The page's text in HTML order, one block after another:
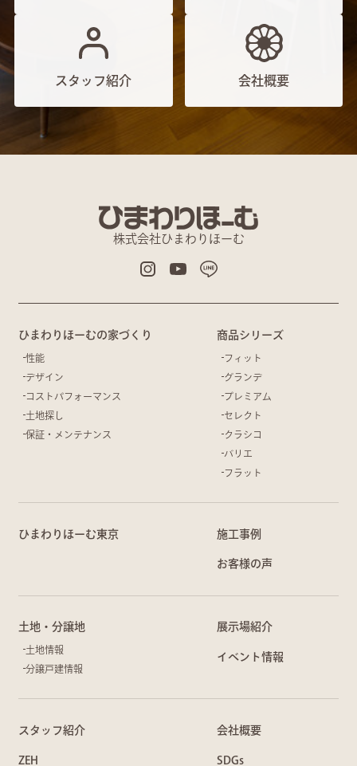
スタッフ紹介 会社概要
株式会社ひまわりほーむ
ひまわりほーむの家づくり
性能
デザイン
コストパフォーマンス
土地探し
保証・メンテナンス
商品シリーズ
フィット
グランデ
プレミアム
セレクト
クラシコ
バリエ
フラット
ひまわりほーむ東京 施工事例
お客様の声
土地・分譲地
土地情報
分譲戸建情報
展示場紹介
イベント情報
スタッフ紹介 会社概要
ZEH SDGs